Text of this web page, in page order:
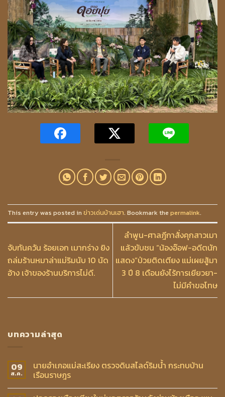
This entry was posted in ข่าวเด่นบ้านเฮา. Bookmark the permalink.
จับทันควัน ร้อยเอก เมากร่าง ยิง
ถล่มร้านหมาล่าแม่ริมนับ 10 นัด
อ้าง เจ้าของร้านบริการไม่ดี.
ลำพูน-ศาลฎีกาสั่งคุกสาวเมา
แล้วขับชน “น้องอ๊อฟ-อดีตนัก
แสดง”ป่วยติดเตียง แม่เผยสู้มา
3 ปี 8 เดือนยังไร้การเยียวยา-
ไม่มีคำขอโทษ
บทความล่าสุด
09
ส.ค.
นายอำเภอแม่สะเรียง ตรวจดินสไลด์ริมน้ำ กระทบบ้าน
เรือนราษฎร